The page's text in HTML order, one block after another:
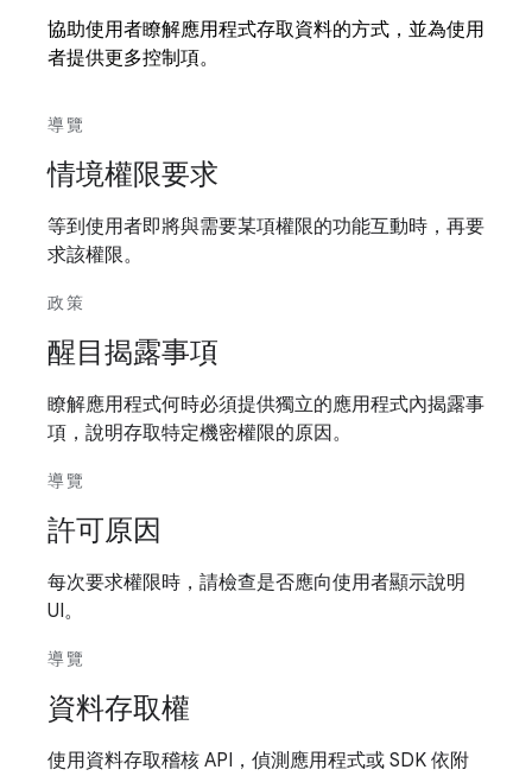
協助使用者瞭解應用程式存取資料的方式，並為使用
者提供更多控制項。
導覽
情境權限要求
等到使用者即將與需要某項權限的功能互動時，再要
求該權限。
政策
醒目揭露事項
瞭解應用程式何時必須提供獨立的應用程式內揭露事
項，說明存取特定機密權限的原因。
導覽
許可原因
每次要求權限時，請檢查是否應向使用者顯示說明
UI。
導覽
資料存取權
使用資料存取稽核 API，偵測應用程式或 SDK 依附